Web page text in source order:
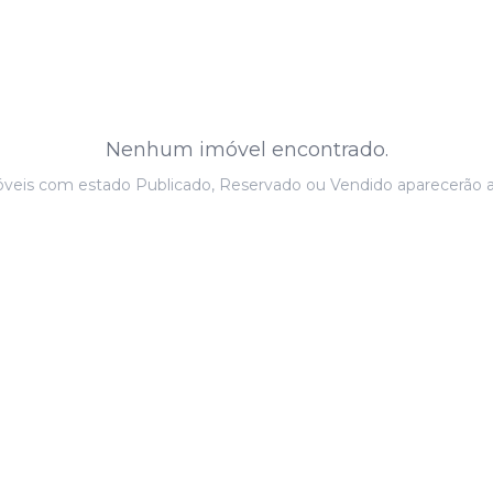
Nenhum imóvel encontrado.
com estado Publicado, Reservado ou Vendido aparecerão